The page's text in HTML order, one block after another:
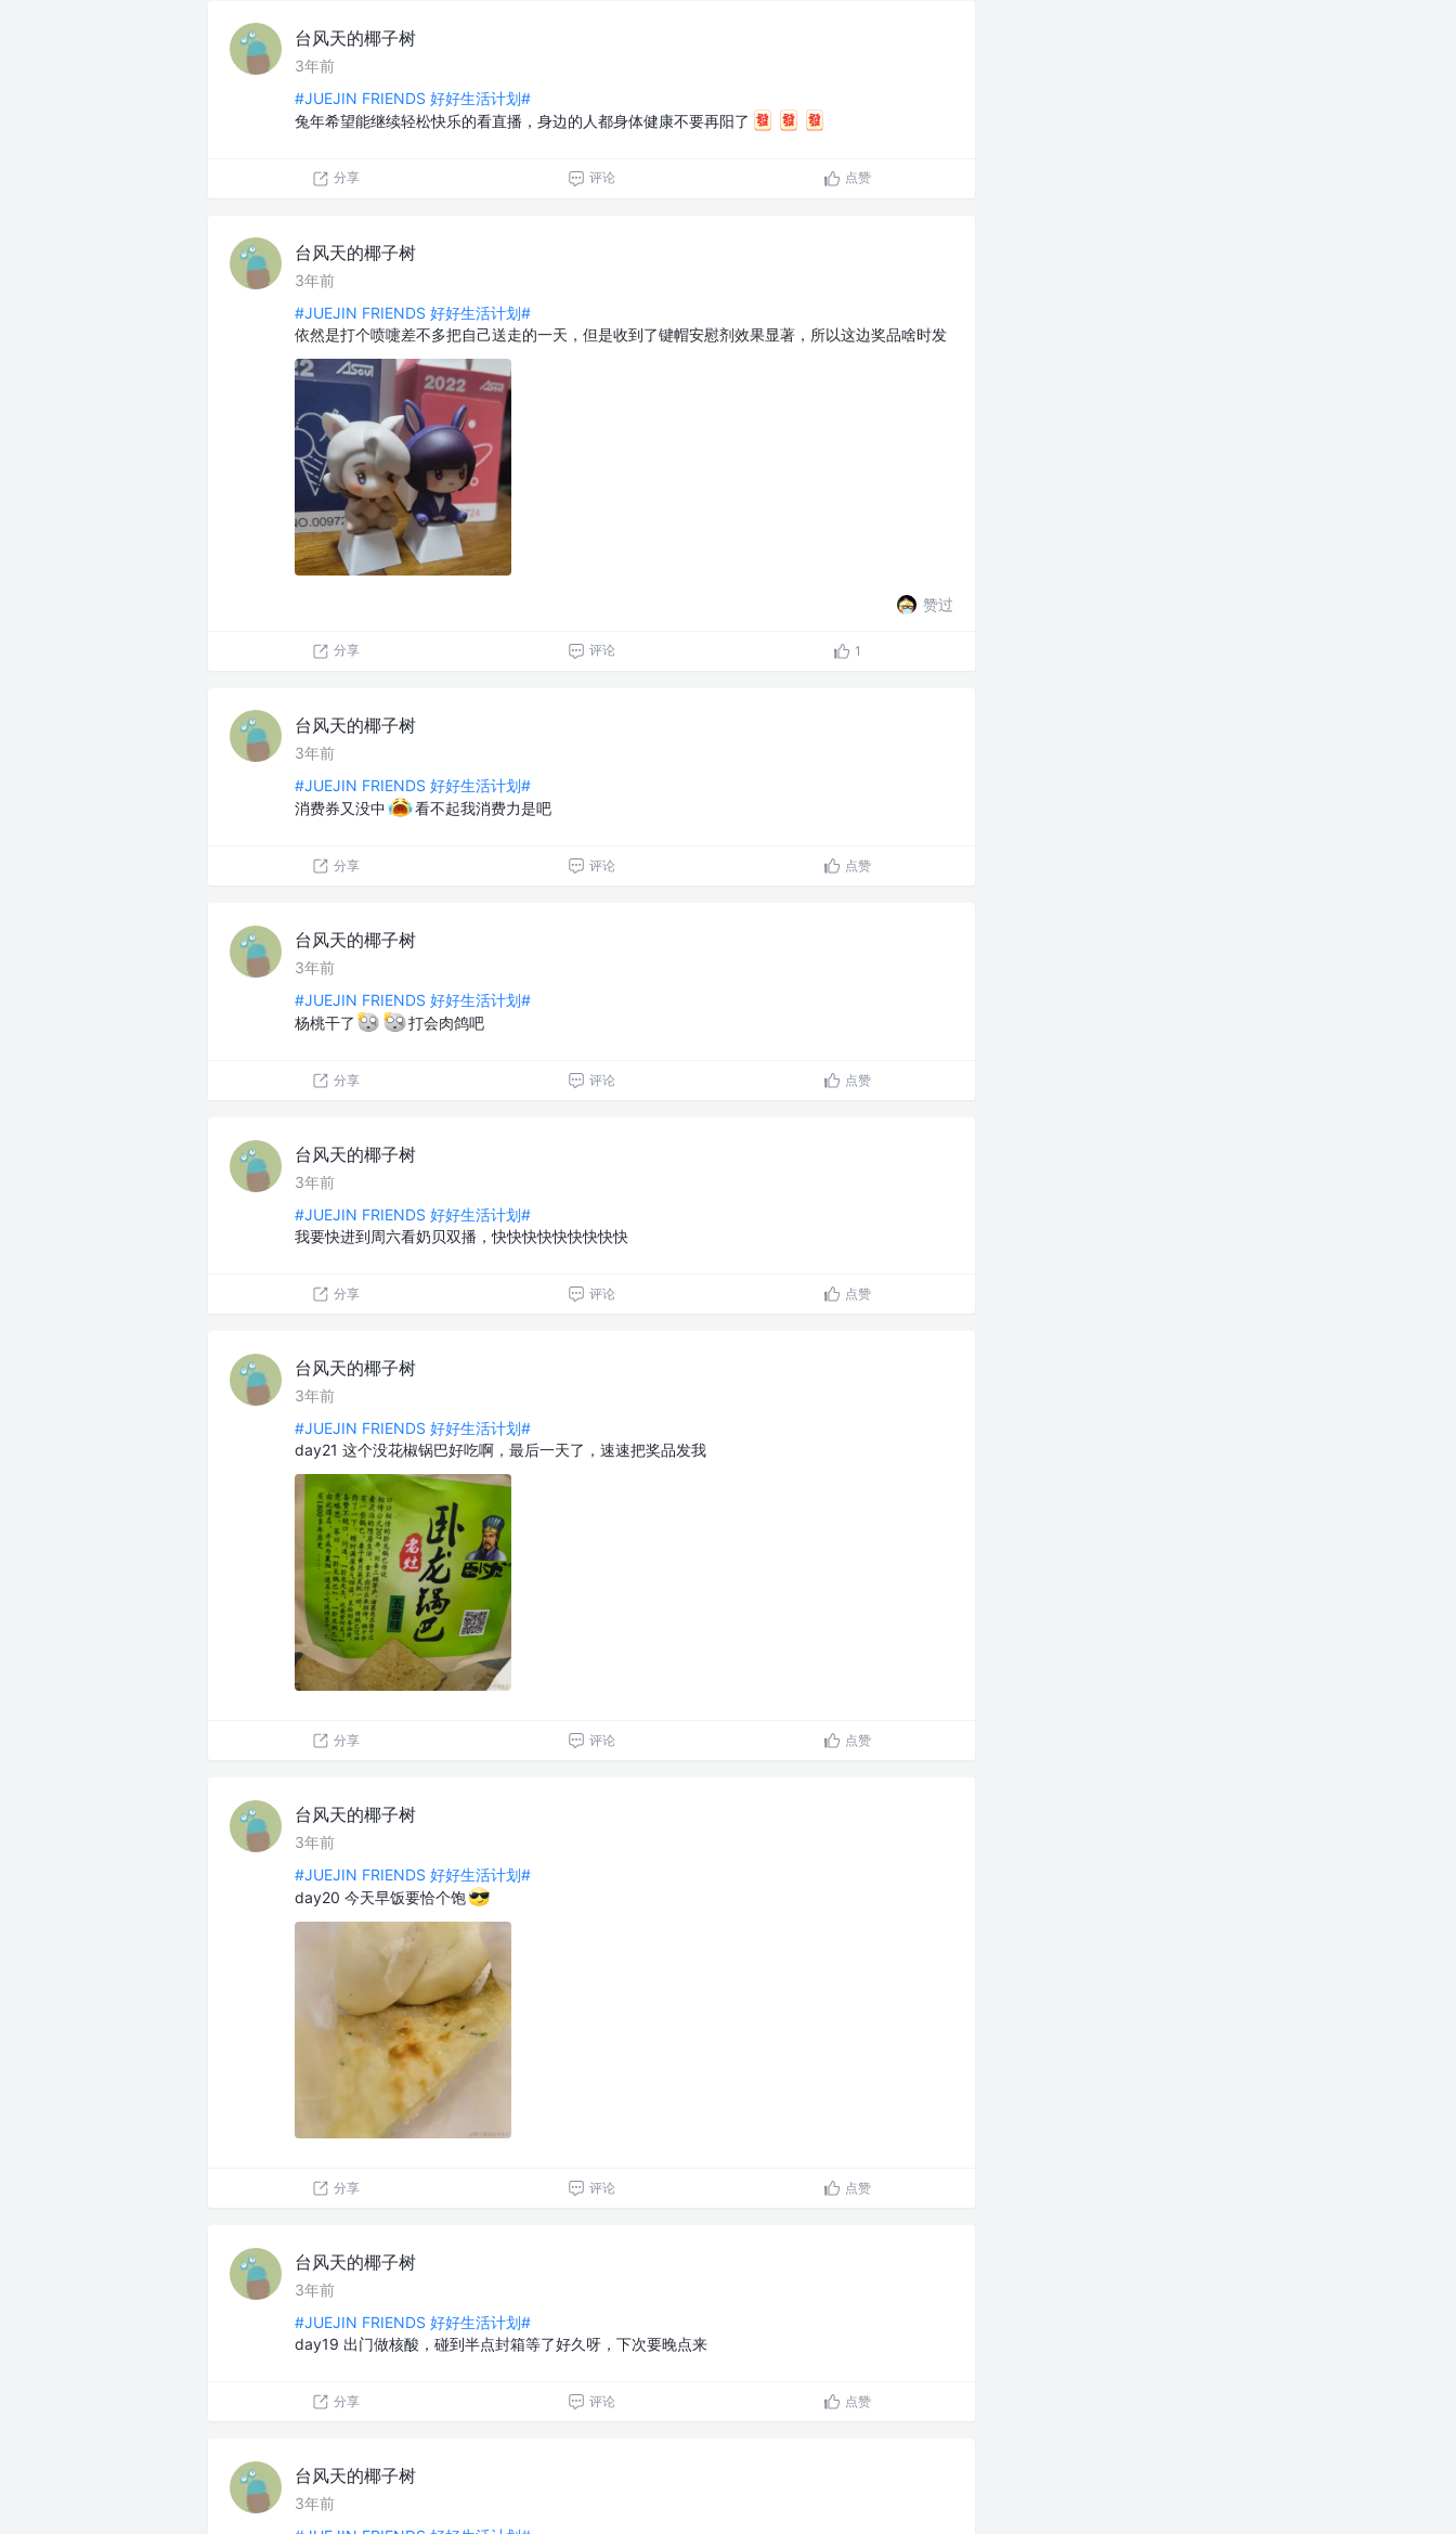
台风天的椰子树
3年前
#JUEJIN FRIENDS 好好生活计划#
兔年希望能继续轻松快乐的看直播，身边的人都身体健康不要再阳了
分享 评论 点赞
台风天的椰子树
3年前
#JUEJIN FRIENDS 好好生活计划#
依然是打个喷嚏差不多把自己送走的一天，但是收到了键帽安慰剂效果显著，所以这边奖品啥时发
赞过
分享 评论 1
台风天的椰子树
3年前
#JUEJIN FRIENDS 好好生活计划#
消费券又没中
看不起我消费力是吧
分享 评论 点赞
台风天的椰子树
3年前
#JUEJIN FRIENDS 好好生活计划#
杨桃干了
打会肉鸽吧
分享 评论 点赞
台风天的椰子树
3年前
#JUEJIN FRIENDS 好好生活计划#
我要快进到周六看奶贝双播，快快快快快快快快快
分享 评论 点赞
台风天的椰子树
3年前
#JUEJIN FRIENDS 好好生活计划#
day21 这个没花椒锅巴好吃啊，最后一天了，速速把奖品发我
分享 评论 点赞
台风天的椰子树
3年前
#JUEJIN FRIENDS 好好生活计划#
day20 今天早饭要恰个饱
分享 评论 点赞
台风天的椰子树
3年前
#JUEJIN FRIENDS 好好生活计划#
day19 出门做核酸，碰到半点封箱等了好久呀，下次要晚点来
分享 评论 点赞
台风天的椰子树
3年前